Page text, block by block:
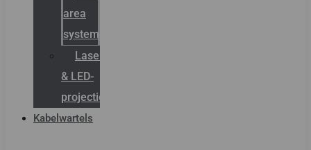
area
systemen
Laserbelijning
& LED-
projectie
Kabelwartels